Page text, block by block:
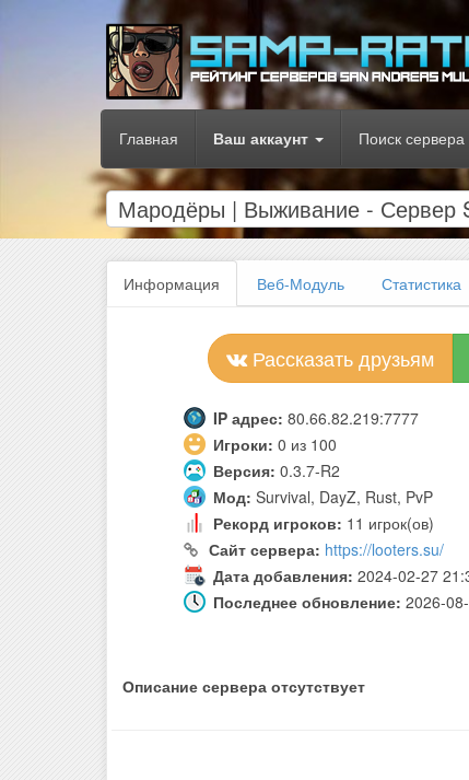
Главная Ваш аккаунт Поиск сервера
Мародёры | Выживание - Сервер
Информация Веб-Модуль Статистика
Рассказать друзьям
IP адрес: 80.66.82.219:7777
Игроки: 0 из 100
Версия: 0.3.7-R2
Мод: Survival, DayZ, Rust, PvP
Рекорд игроков: 11 игрок(ов)
Сайт сервера: https://looters.su/
Дата добавления: 2024-02-27
Последнее обновление: 2026-
Описание сервера отсутствует